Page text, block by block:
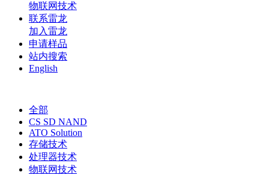
物联网技术
联系雷龙
加入雷龙
申请样品
站内搜索
English
全部
CS SD NAND
ATO Solution
存储技术
处理器技术
物联网技术